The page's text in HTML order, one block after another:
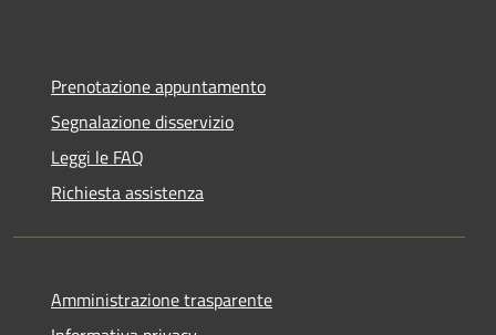
Prenotazione appuntamento
Segnalazione disservizio
Leggi le FAQ
Richiesta assistenza
Amministrazione trasparente